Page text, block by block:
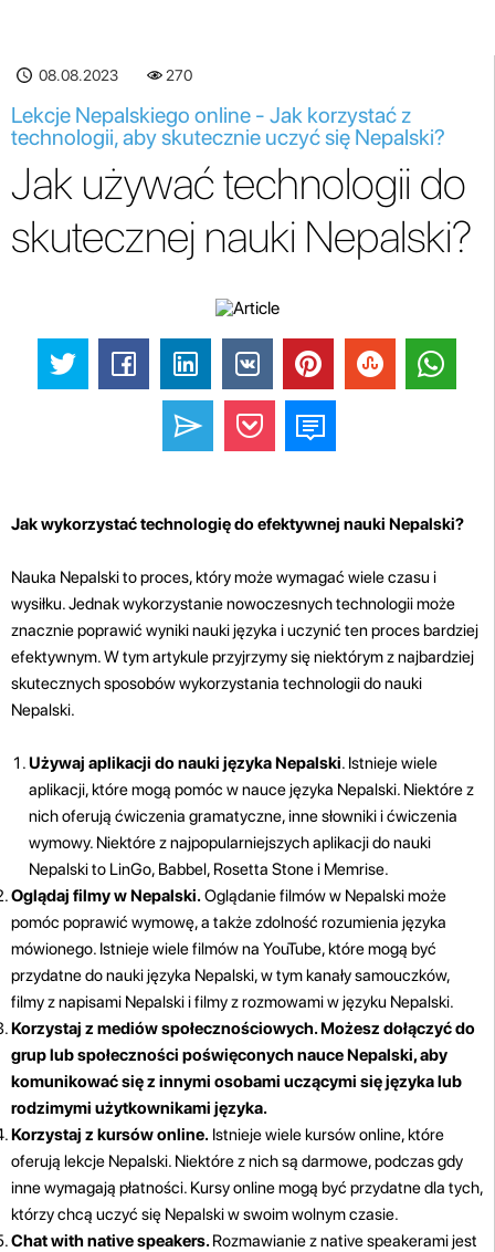
08.08.2023 270
Lekcje Nepalskiego online - Jak korzystać z
technologii, aby skutecznie uczyć się Nepalski?
Jak używać technologii do
skutecznej nauki Nepalski?
Jak wykorzystać technologię do efektywnej nauki Nepalski?
Nauka Nepalski to proces, który może wymagać wiele czasu i
wysiłku. Jednak wykorzystanie nowoczesnych technologii może
znacznie poprawić wyniki nauki języka i uczynić ten proces bardziej
efektywnym. W tym artykule przyjrzymy się niektórym z najbardziej
skutecznych sposobów wykorzystania technologii do nauki
Nepalski.
Używaj aplikacji do nauki języka Nepalski. Istnieje wiele
aplikacji, które mogą pomóc w nauce języka Nepalski. Niektóre z
nich oferują ćwiczenia gramatyczne, inne słowniki i ćwiczenia
wymowy. Niektóre z najpopularniejszych aplikacji do nauki
Nepalski to LinGo, Babbel, Rosetta Stone i Memrise.
Oglądaj filmy w Nepalski.Oglądanie filmów w Nepalski może
pomóc poprawić wymowę, a także zdolność rozumienia języka
mówionego. Istnieje wiele filmów na YouTube, które mogą być
przydatne do nauki języka Nepalski, w tym kanały samouczków,
filmy z napisami Nepalski i filmy z rozmowami w języku Nepalski.
Korzystaj z mediów społecznościowych. Możesz dołączyć do
grup lub społeczności poświęconych nauce Nepalski, aby
komunikować się z innymi osobami uczącymi się języka lub
rodzimymi użytkownikami języka.
Korzystaj z kursów online. Istnieje wiele kursów online, które
oferują lekcje Nepalski. Niektóre z nich są darmowe, podczas gdy
inne wymagają płatności. Kursy online mogą być przydatne dla tych,
którzy chcą uczyć się Nepalski w swoim wolnym czasie.
Chat with native speakers.Rozmawianie z native speakerami jest